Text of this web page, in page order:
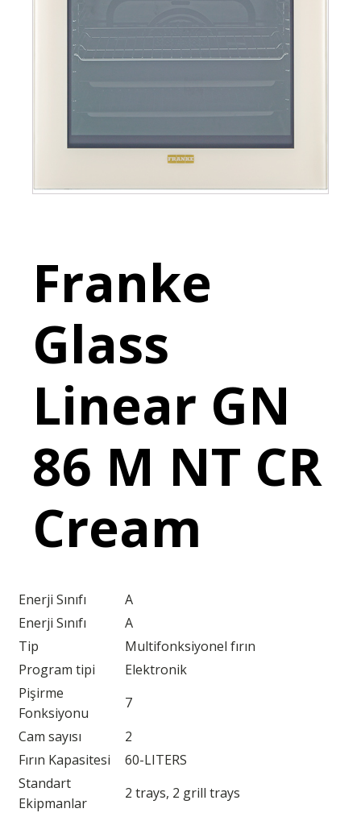
Franke
Glass
Linear GN
86 M NT CR
Cream
Enerji Sınıfı
A
Enerji Sınıfı
A
Tip
Multifonksiyonel fırın
Program tipi
Elektronik
Pişirme
Fonksiyonu
7
Cam sayısı
2
Fırın Kapasitesi
60-LITERS
Standart
Ekipmanlar
2 trays, 2 grill trays